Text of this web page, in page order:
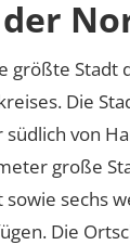
größte Stadt
Die
von
große
sechs
Die